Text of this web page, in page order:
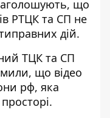
що
РТЦК та СП не
дій.
ТЦК та СП
що відео
рф, яка